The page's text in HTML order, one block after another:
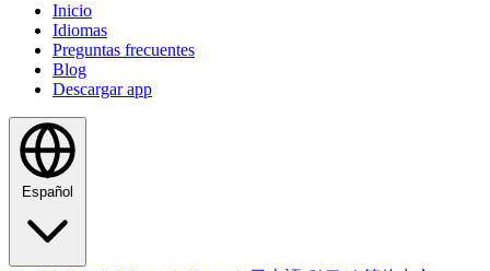
Inicio
Idiomas
Preguntas frecuentes
Blog
Descargar app
Español